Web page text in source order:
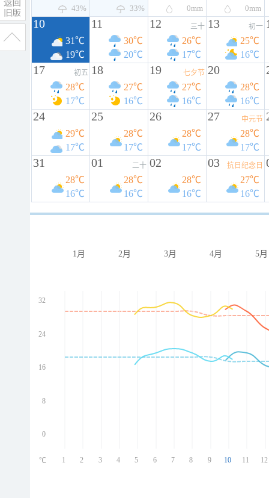
43%
33%
0mm
0mm
10
31℃
19℃
11
30℃
20℃
12 三十
26℃
17℃
13 初一
25℃
16℃
17 初五
28℃
17℃
18
27℃
16℃
19 七夕节
27℃
16℃
20
28℃
16℃
24
29℃
17℃
25
28℃
17℃
26
28℃
17℃
27 中元节
28℃
17℃
31
28℃
16℃
01 二十
28℃
16℃
02
28℃
16℃
03 抗日纪念日
27℃
16℃
1月 2月 3月 4月 5月
32
24
16
8
0
1 2 3 4 5 6 7 8 9 10 11 12
℃